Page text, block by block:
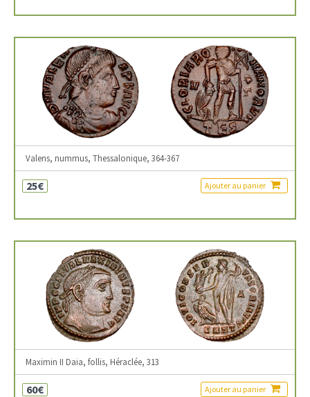
Valens, nummus, Thessalonique, 364-367
25€ Ajouter au panier
Maximin II Daia, follis, Héraclée, 313
60€ Ajouter au panier